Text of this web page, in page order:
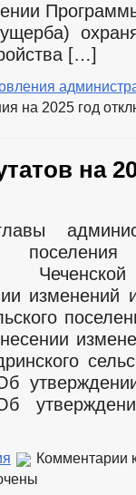
[…]
на 2025 год
на
поселения
изменений
Комментарии